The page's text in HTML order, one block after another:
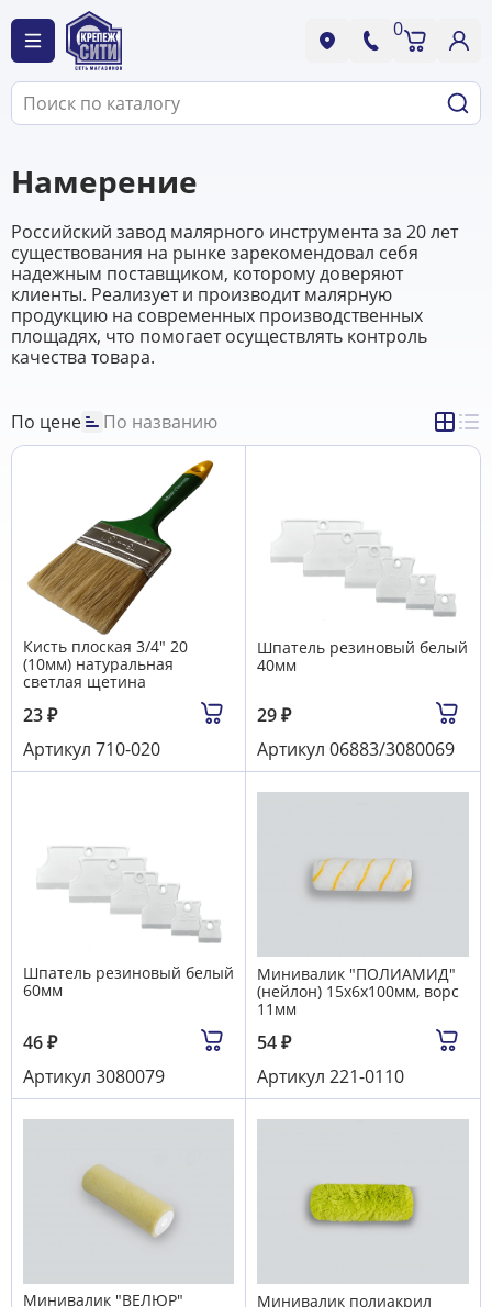
0
Намерение
Российский завод малярного инструмента за 20 лет
существования на рынке зарекомендовал себя
надежным поставщиком, которому доверяют
клиенты. Реализует и производит малярную
продукцию на современных производственных
площадях, что помогает осуществлять контроль
качества товара.
По цене По названию
Кисть плоская 3/4" 20
(10мм) натуральная
светлая щетина
23₽
Артикул 710-020
Шпатель резиновый белый
40мм
29₽
Артикул 06883/3080069
Шпатель резиновый белый
60мм
46₽
Артикул 3080079
Минивалик "ПОЛИАМИД"
(нейлон) 15х6х100мм, ворс
11мм
54₽
Артикул 221-0110
Минивалик "ВЕЛЮР"
Минивалик полиакрил